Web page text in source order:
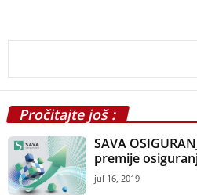
Pročitajte još :
SAVA
premije
jul 16, 2019